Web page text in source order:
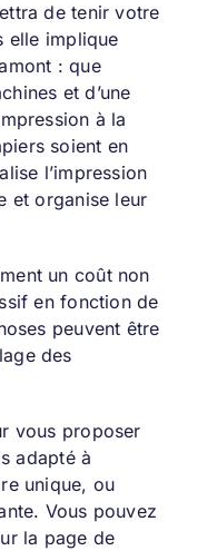
de tenir votre
elle implique
: que
et d’une
à la
soient en
l’impression
et organise leur
un coût non
en fonction de
peuvent être
des
vous proposer
adapté à
unique, ou
Vous pouvez
la page de